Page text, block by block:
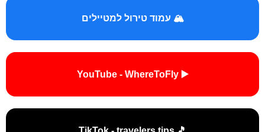
🏔️ עמוד טירול למטיילים
▶️ YouTube - WhereToFly